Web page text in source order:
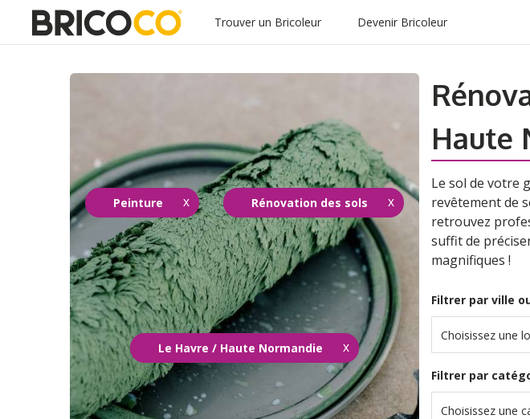
Trouver un Bricoleur Devenir Bricoleur
Peinture Rénovation des sols
Le Havre / Haute Normandie
Haute
Le sol de votre
revêtement de
retrouvez
suffit de
magnifiques !
Filtrer par ville
Choisissez une
Filtrer par
Choisissez une